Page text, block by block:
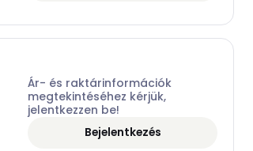
Ár- és raktárinformációk
megtekintéséhez kérjük,
jelentkezzen be!
Bejelentkezés